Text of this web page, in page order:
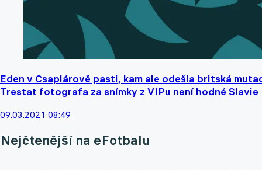
Eden v Csaplárově pasti, kam ale odešla britská
Trestat fotografa za snímky z VIPu není hodné Slavie
09.03.2021 08:49
Nejčtenější na eFotbalu